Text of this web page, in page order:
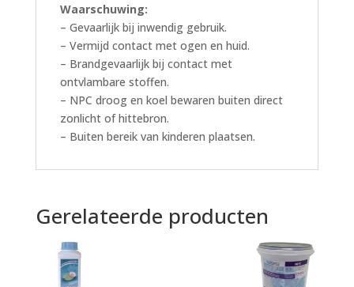
Waarschuwing:
– Gevaarlijk bij inwendig gebruik.
– Vermijd contact met ogen en huid.
– Brandgevaarlijk bij contact met
ontvlambare stoffen.
– NPC droog en koel bewaren buiten direct
zonlicht of hittebron.
– Buiten bereik van kinderen plaatsen.
Gerelateerde producten